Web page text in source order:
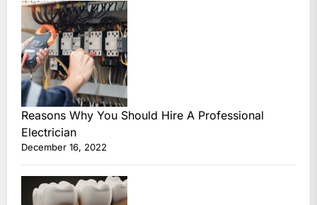
Reasons Why You Should Hire A Professional
Electrician
December 16, 2022